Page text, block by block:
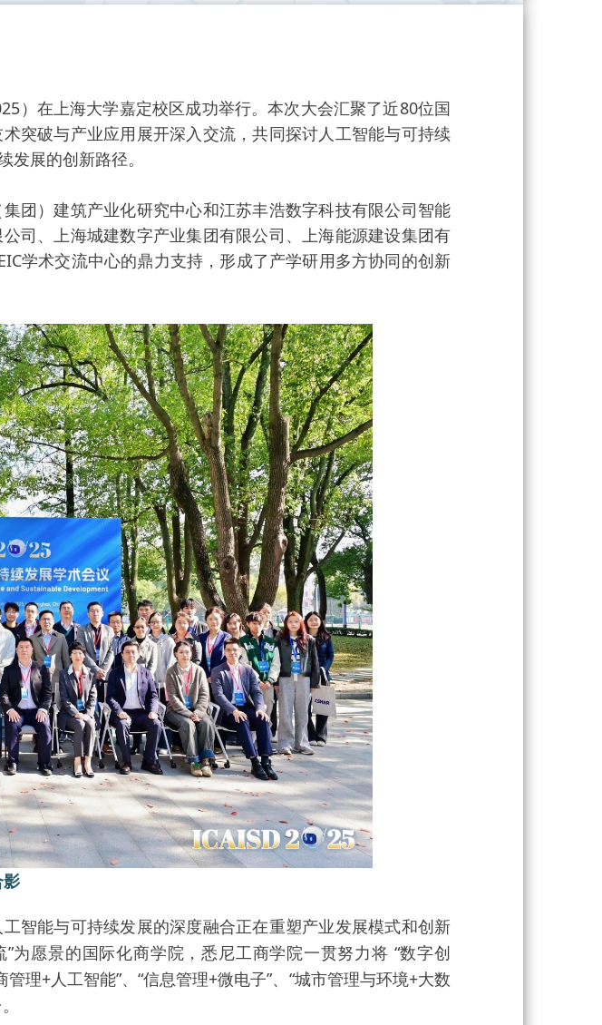
在上海大学嘉定校区成功举行。本次大会汇聚了近80位国
突破与产业应用展开深入交流，共同探讨人工智能与可持续
展的创新路径。
）建筑产业化研究中心和江苏丰浩数字科技有限公司智能
司、上海城建数字产业集团有限公司、上海能源建设集团有
学术交流中心的鼎力支持，形成了产学研用多方协同的创新
能与可持续发展的深度融合正在重塑产业发展模式和创新
为愿景的国际化商学院，悉尼工商学院一贯努力将 “数字创
理+人工智能”、“信息管理+微电子”、“城市管理与环境+大数